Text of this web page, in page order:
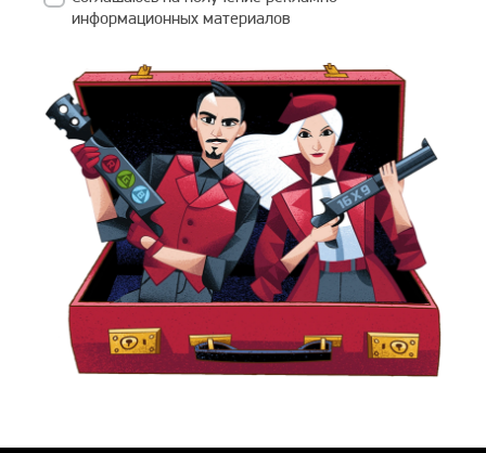
информационных материалов